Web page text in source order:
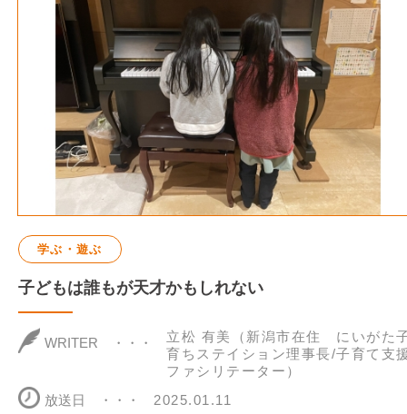
学ぶ・遊ぶ
子どもは誰もが天才かもしれない
WRITER
立松 有美（新潟市在住 にいがた
育ちステイション理事長/子育て支
ファシリテーター）
放送日
2025.01.11